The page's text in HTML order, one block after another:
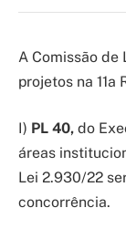
A Comissão de
projetos na 11a
I) PL 40, do
áreas
Lei 2.930/22
concorrência.